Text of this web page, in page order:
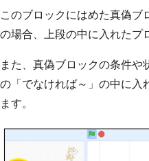
このブロックにはめた真偽ブ
の場合、上段の中に入れたプ
また、真偽ブロックの条件
の「でなければ～」の中に入
ます。